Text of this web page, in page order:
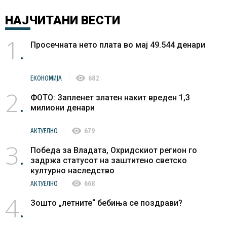
НАЈЧИТАНИ ВЕСТИ
1 Просечната нето плата во мај 49.544 денари
ЕКОНОМИЈА visibility 682
2
ФОТО: Запленет златен накит вреден 1,3
милиони денари
АКТУЕЛНО visibility 679
3
Победа за Владата, Охридскиот регион го
задржа статусот на заштитено светско
културно наследство
АКТУЕЛНО visibility 668
4 Зошто „летните“ бебиња се поздрави?